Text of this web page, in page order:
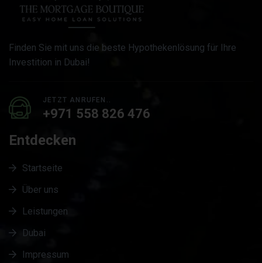
Finden Sie mit uns die beste Hypothekenlösung für Ihre
Investition in Dubai!
JETZT ANRUFEN..
+971 558 826 476
Entdecken
Startseite
Über uns
Leistungen
Dubai
Impressum